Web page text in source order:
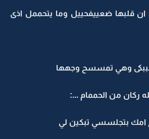
ان قلبها ضعييفحييل وما يتحممل اذى
وهي تمسسح وجهها
ركان من الحممام ...:
امك بتجلسسي تبكين لي